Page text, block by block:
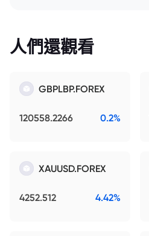
人們還觀看
GBPLBP.FOREX
120558.2266 0.2%
XAUUSD.FOREX
4252.512 4.42%